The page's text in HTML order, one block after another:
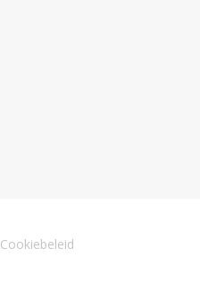
Cookiebeleid